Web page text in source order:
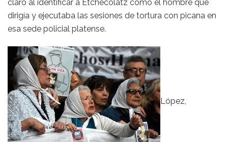
claro al identificar a Etchecolatz como el hombre que
dirigía y ejecutaba las sesiones de tortura con picana en
esa sede policial platense.
López,